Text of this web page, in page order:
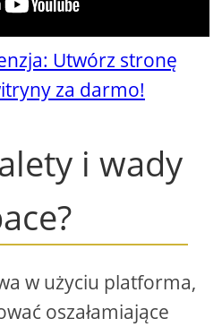
Utwórz stronę
za darmo!
i wady
w użyciu platforma,
oszałamiające